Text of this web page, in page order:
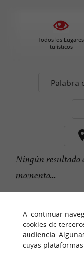
Todos los Lugares
turísticos
Palabra
Ningún resultado
momento...
Al continuar
cookies de
audiencia.
cuyas